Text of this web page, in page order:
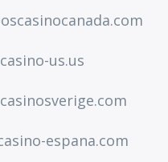
us.us
espana.com